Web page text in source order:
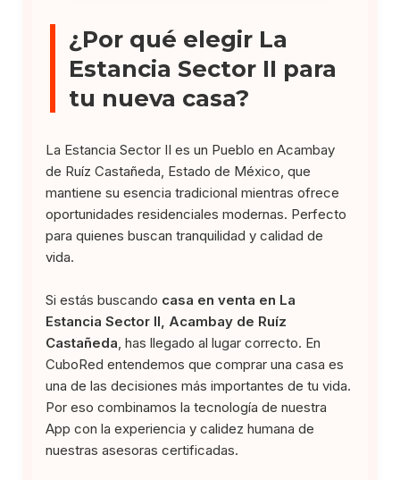
¿Por qué elegir La
Estancia Sector II para
tu nueva casa?
La Estancia Sector II es un Pueblo en Acambay
de Ruíz Castañeda, Estado de México, que
mantiene su esencia tradicional mientras ofrece
oportunidades residenciales modernas. Perfecto
para quienes buscan tranquilidad y calidad de
vida.
Si estás buscando casa en venta en La
Estancia Sector II, Acambay de Ruíz
Castañeda , has llegado al lugar correcto. En
CuboRed entendemos que comprar una casa es
una de las decisiones más importantes de tu vida.
Por eso combinamos la tecnología de nuestra
App con la experiencia y calidez humana de
nuestras asesoras certificadas.